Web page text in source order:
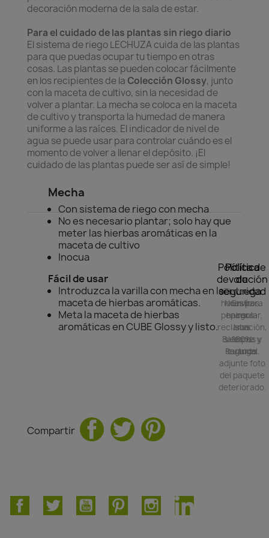
decoración moderna de la sala de estar.
Para el cuidado de las plantas sin riego diario
El sistema de riego LECHUZA cuida de las plantas
para que puedas ocupar tu tiempo en otras
cosas. Las plantas se pueden colocar fácilmente
en los recipientes de la Colección Glossy, junto
con la maceta de cultivo, sin la necesidad de
volver a plantar. La mecha se coloca en la maceta
de cultivo y transporta la humedad de manera
uniforme a las raíces. El indicador de nivel de
agua se puede usar para controlar cuándo es el
momento de volver a llenar el depósito. ¡El
cuidado de las plantas puede ser así de simple!
Mecha
Con sistema de riego con mecha
No es necesario plantar; solo hay que
meter las hierbas aromáticas en la
maceta de cultivo
Inocua
Fácil de usar
Introduzca la varilla con mecha en la
maceta de hierbas aromáticas.
Meta la maceta de hierbas
aromáticas en CUBE Glossy y listo.
Política
de
seguridad
Nuestros
pagos
son
100%
seguros.
Política
de
entrega
Envío
peninsular,
Islas
Baleares y
Portugal.
Política de
devolución
Tienes 24
horas para
hacer la
reclamación,
siempre y
cuando
adjunte foto
del paquete
deteriorado.
Compartir
FacebookTwitter YouTube PinterestInstagramLinkedIn